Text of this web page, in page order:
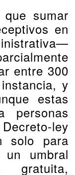
sumar
en
entre 300
y
estas
personas
ley
solo para
umbral
gratuita,